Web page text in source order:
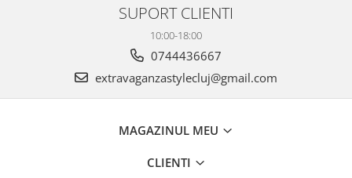
SUPORT CLIENTI
10:00-18:00
0744436667
extravaganzastylecluj@gmail.com
MAGAZINUL MEU
CLIENTI